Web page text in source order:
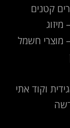
קטנים
מוצרי חשמל
וקוד אתי